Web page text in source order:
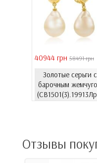
40944 грн 58491 грн
Золотые серьги с
барочным
Отзывы